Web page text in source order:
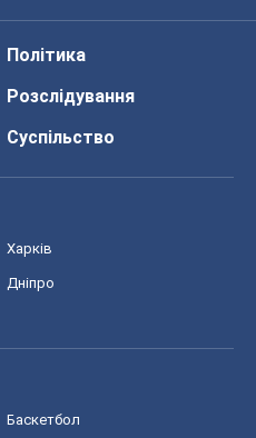
Політика
Розслідування
Суспільство
Харків
Дніпро
Баскетбол